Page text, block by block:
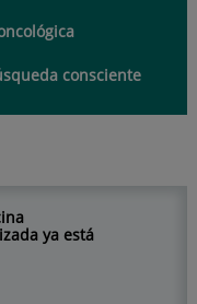
consciente
ya está